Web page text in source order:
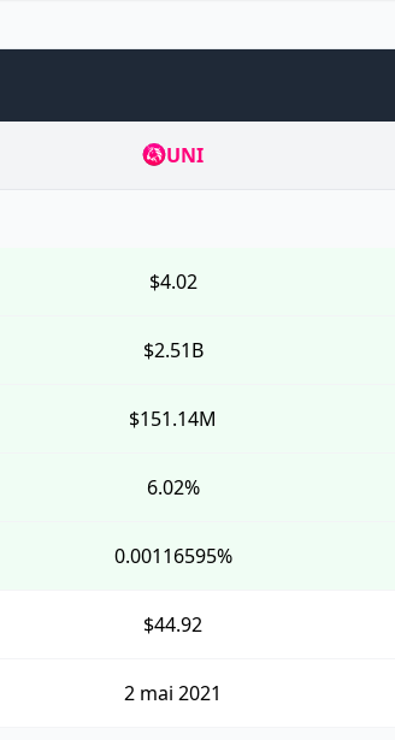
UNI
$4.02
$2.51B
$151.14M
6.02%
0.00116595%
$44.92
2 mai 2021